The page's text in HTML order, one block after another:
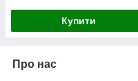
Купити
Про нас